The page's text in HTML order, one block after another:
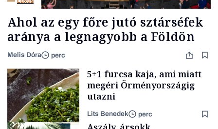
Ahol az egy főre jutó sztárséfek
aránya a legnagyobb a Földön
Melis Dóra perc
5+1 furcsa kaja, ami miatt
megéri Örményországig
utazni
Lits Benedek perc